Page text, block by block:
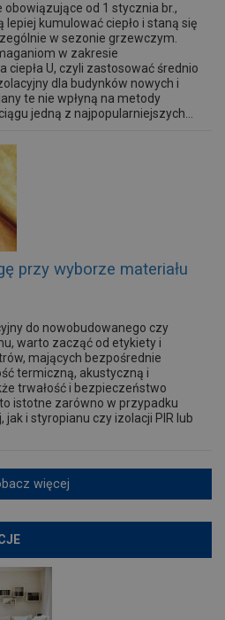
obowiązujące od 1 stycznia br.,
lepiej kumulować ciepło i staną się
w sezonie grzewczym.
w zakresie
ciepła U, czyli zastosować średnio
dla budynków nowych i
te nie wpłyną na metody
jedną z najpopularniejszych...
przy wyborze materiału
do nowobudowanego czy
warto zacząć od etykiety i
mających bezpośrednie
termiczną, akustyczną i
trwałość i bezpieczeństwo
istotne zarówno w przypadku
jak i styropianu czy izolacji PIR lub
więcej